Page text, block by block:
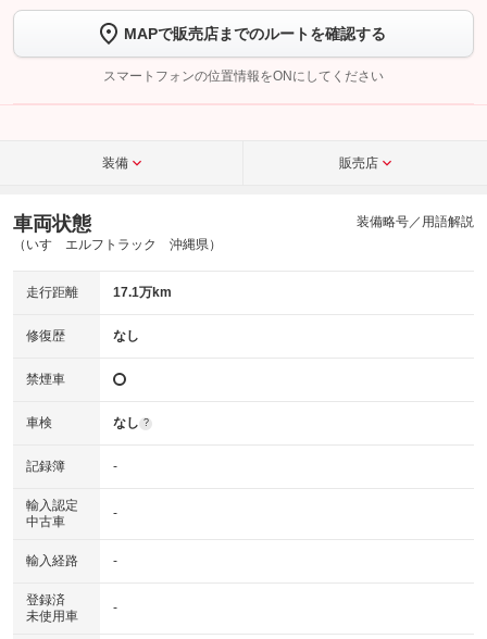
トーク画面で
ボタンをタップして問い合わせを
完了してください。
こちら
MAPで販売店までのルートを確認する
スマートフォンの位置情報をONにしてください
装備 販売店
車両状態
（いすゞエルフトラック 沖縄県）
装備略号／用語解説
走行距離 17.1万km
修復歴 なし
禁煙車
車検 なし ?
記録簿 -
輸入認定
中古車
-
輸入経路 -
登録済
未使用車
-